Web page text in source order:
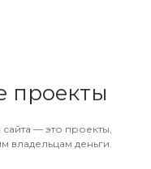
проекты
— это проекты,
деньги.